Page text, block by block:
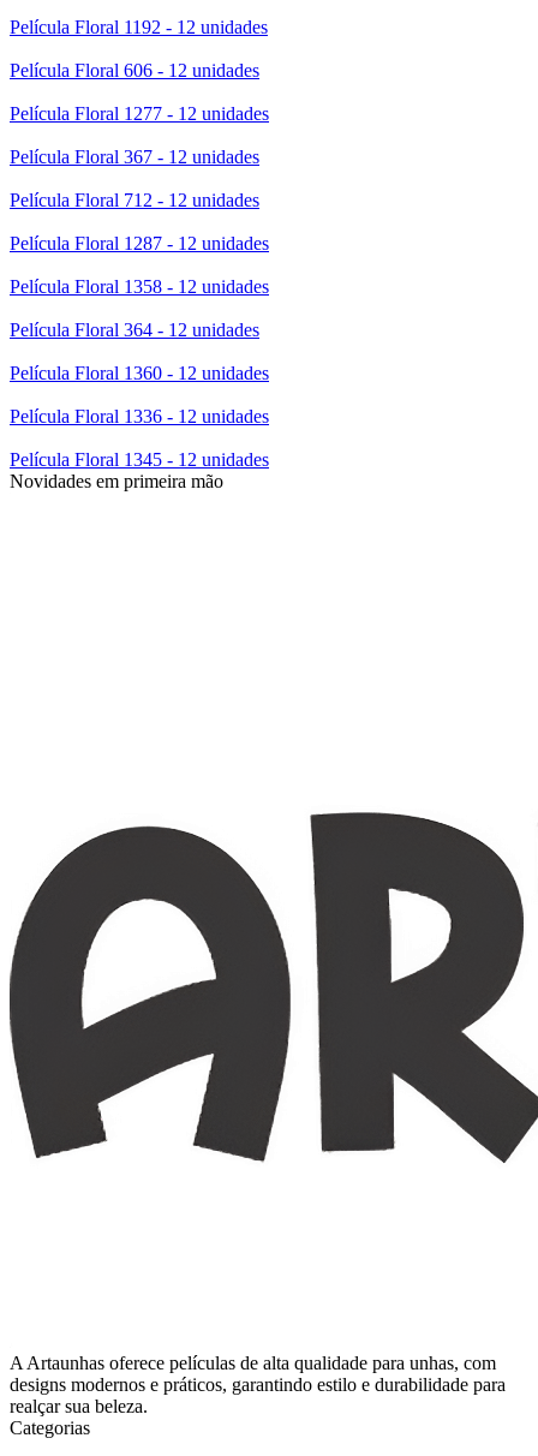
Película Floral 1192 - 12 unidades
Película Floral 606 - 12 unidades
Película Floral 1277 - 12 unidades
Película Floral 367 - 12 unidades
Película Floral 712 - 12 unidades
Película Floral 1287 - 12 unidades
Película Floral 1358 - 12 unidades
Película Floral 364 - 12 unidades
Película Floral 1360 - 12 unidades
Película Floral 1336 - 12 unidades
Película Floral 1345 - 12 unidades
Novidades em primeira mão
A Artaunhas oferece películas de alta qualidade para unhas, com
designs modernos e práticos, garantindo estilo e durabilidade para
realçar sua beleza.
Categorias